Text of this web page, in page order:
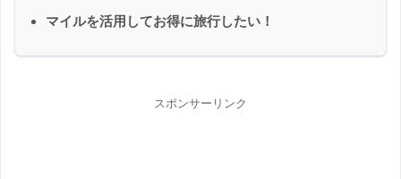
マイルを活用してお得に旅行したい！
スポンサーリンク